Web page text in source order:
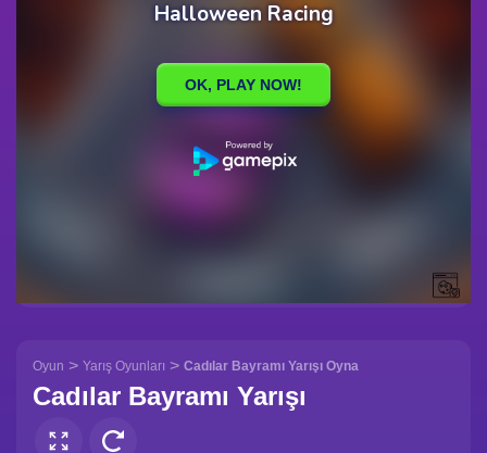
Oyun > Yarış Oyunları > Cadılar Bayramı Yarışı Oyna
Cadılar Bayramı Yarışı